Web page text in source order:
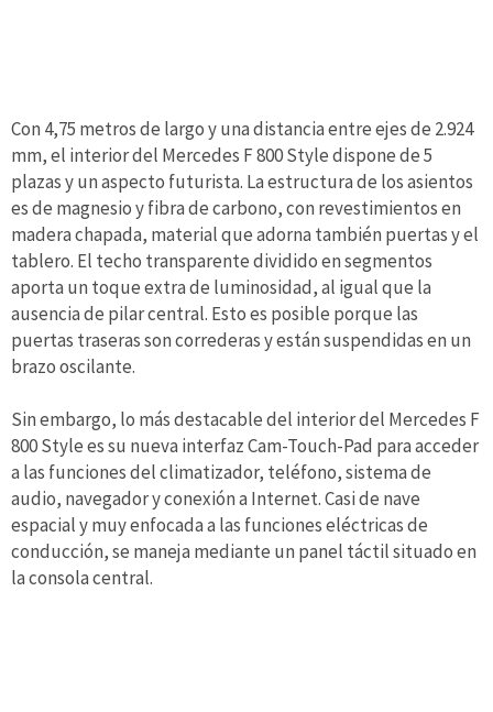
Con 4,75 metros de largo y una distancia entre ejes de 2.924
mm, el interior del Mercedes F 800 Style dispone de 5
plazas y un aspecto futurista. La estructura de los asientos
es de magnesio y fibra de carbono, con revestimientos en
madera chapada, material que adorna también puertas y el
tablero. El techo transparente dividido en segmentos
aporta un toque extra de luminosidad, al igual que la
ausencia de pilar central. Esto es posible porque las
puertas traseras son correderas y están suspendidas en un
brazo oscilante.
Sin embargo, lo más destacable del interior del Mercedes F
800 Style es su nueva interfaz Cam-Touch-Pad para acceder
a las funciones del climatizador, teléfono, sistema de
audio, navegador y conexión a Internet. Casi de nave
espacial y muy enfocada a las funciones eléctricas de
conducción, se maneja mediante un panel táctil situado en
la consola central.